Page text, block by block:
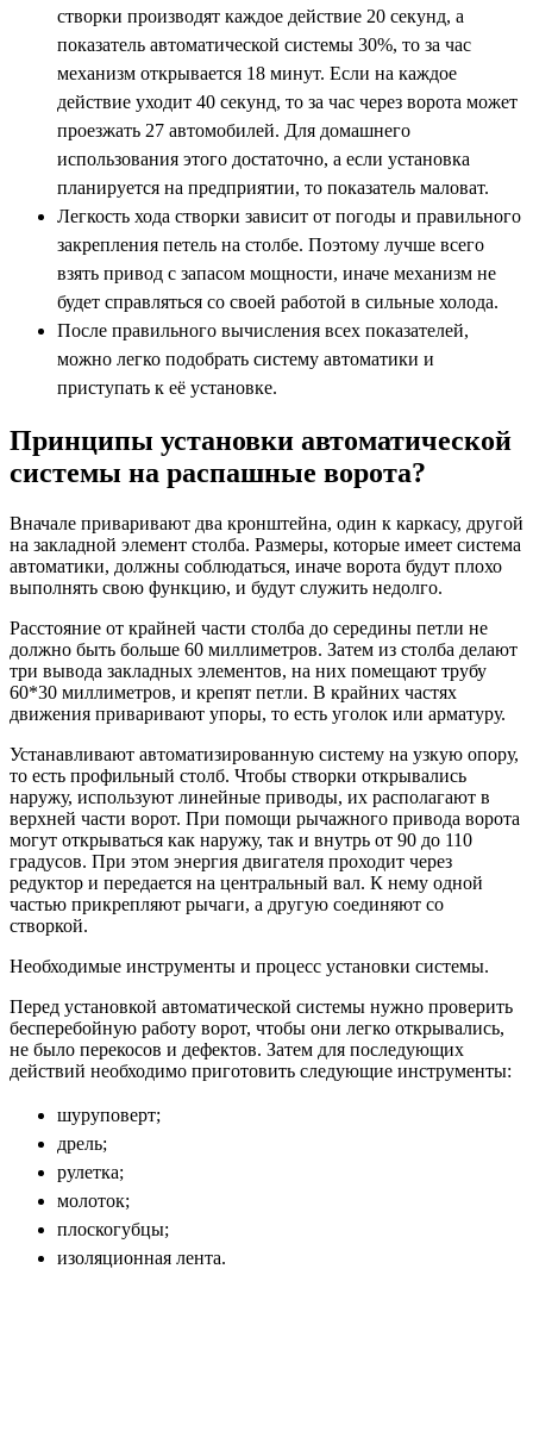
створки производят каждое действие 20 секунд, а
показатель автоматической системы 30%, то за час
механизм открывается 18 минут. Если на каждое
действие уходит 40 секунд, то за час через ворота может
проезжать 27 автомобилей. Для домашнего
использования этого достаточно, а если установка
планируется на предприятии, то показатель маловат.
Легкость хода створки зависит от погоды и правильного
закрепления петель на столбе. Поэтому лучше всего
взять привод с запасом мощности, иначе механизм не
будет справляться со своей работой в сильные холода.
После правильного вычисления всех показателей,
можно легко подобрать систему автоматики и
приступать к её установке.
Принципы установки автоматической
системы на распашные ворота?
Вначале приваривают два кронштейна, один к каркасу, другой
на закладной элемент столба. Размеры, которые имеет система
автоматики, должны соблюдаться, иначе ворота будут плохо
выполнять свою функцию, и будут служить недолго.
Расстояние от крайней части столба до середины петли не
должно быть больше 60 миллиметров. Затем из столба делают
три вывода закладных элементов, на них помещают трубу
60*30 миллиметров, и крепят петли. В крайних частях
движения приваривают упоры, то есть уголок или арматуру.
Устанавливают автоматизированную систему на узкую опору,
то есть профильный столб. Чтобы створки открывались
наружу, используют линейные приводы, их располагают в
верхней части ворот. При помощи рычажного привода ворота
могут открываться как наружу, так и внутрь от 90 до 110
градусов. При этом энергия двигателя проходит через
редуктор и передается на центральный вал. К нему одной
частью прикрепляют рычаги, а другую соединяют со
створкой.
Необходимые инструменты и процесс установки системы.
Перед установкой автоматической системы нужно проверить
бесперебойную работу ворот, чтобы они легко открывались,
не было перекосов и дефектов. Затем для последующих
действий необходимо приготовить следующие инструменты:
шуруповерт;
дрель;
рулетка;
молоток;
плоскогубцы;
изоляционная лента.